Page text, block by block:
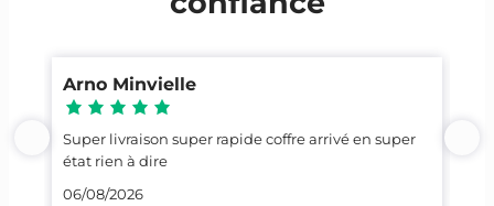
Arno Minvielle
Super livraison super rapide coffre arrivé en super
état rien à dire
06/08/2026